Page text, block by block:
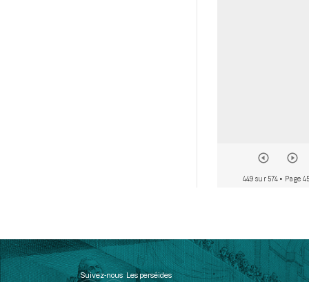
449 sur 574 • Page
Suivez-nous Les perséides